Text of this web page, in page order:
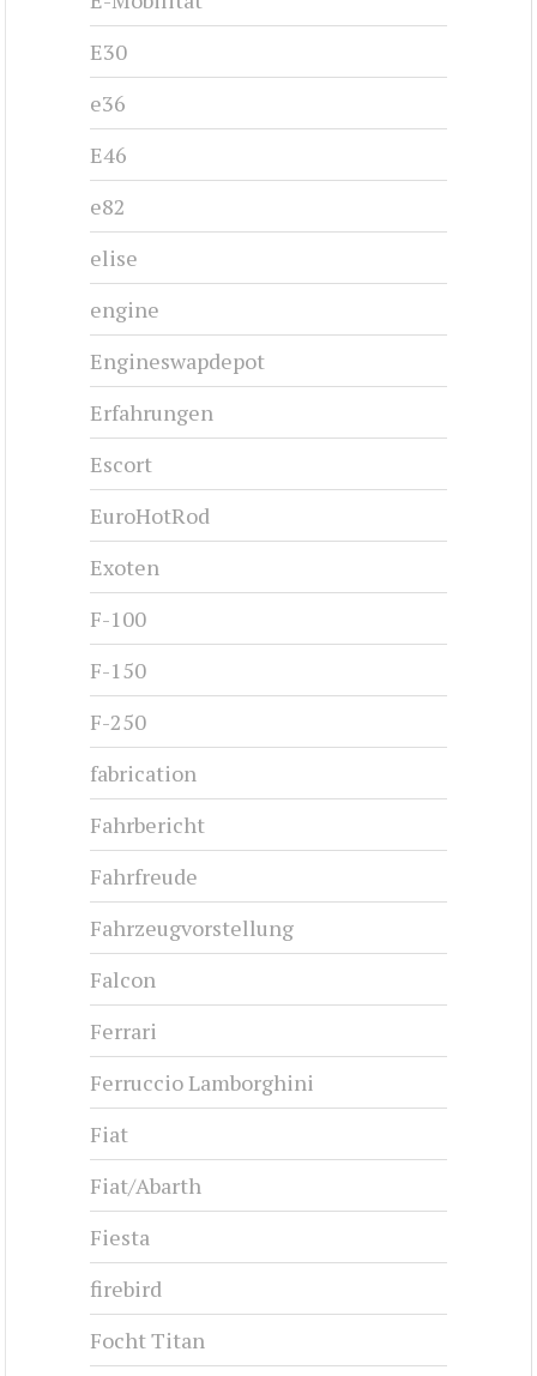
E30
e36
E46
e82
elise
engine
Engineswapdepot
Erfahrungen
Escort
EuroHotRod
Exoten
F-100
F-150
F-250
fabrication
Fahrbericht
Fahrfreude
Fahrzeugvorstellung
Falcon
Ferrari
Ferruccio Lamborghini
Fiat
Fiat/Abarth
Fiesta
firebird
Focht Titan